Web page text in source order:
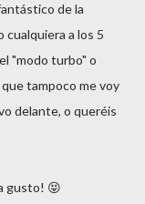
de la
a los 5
"modo turbo" o
tampoco me voy
delante, o queréis
gusto! 😝